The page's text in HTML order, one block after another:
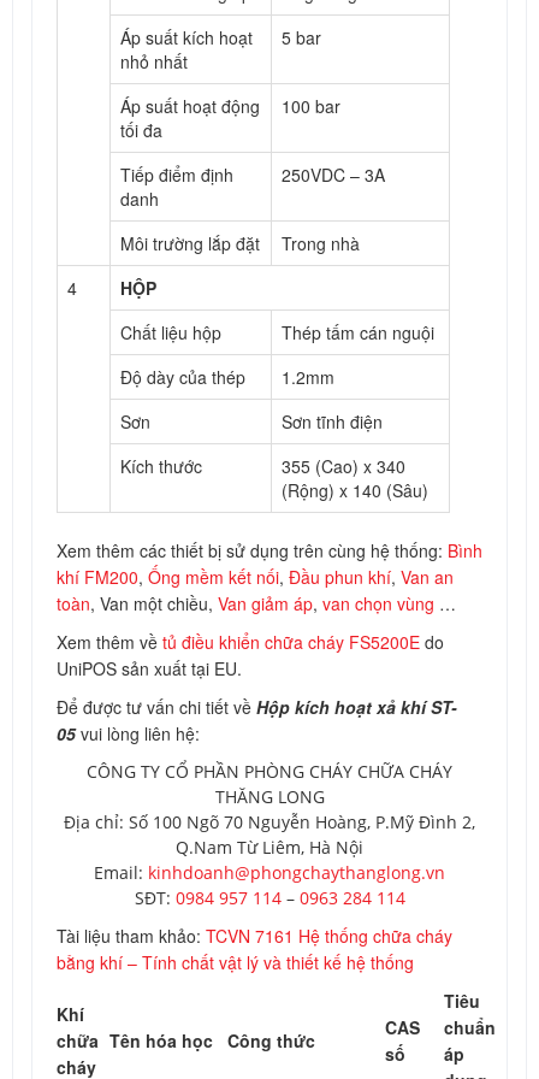
Áp suất kích hoạt
nhỏ nhất
5 bar
Áp suất hoạt động
tối đa
100 bar
Tiếp điểm định
danh
250VDC – 3A
Môi trường lắp đặt
Trong nhà
4
HỘP
Chất liệu hộp
Thép tấm cán nguội
Độ dày của thép
1.2mm
Sơn
Sơn tĩnh điện
Kích thước
355 (Cao) x 340
(Rộng) x 140 (Sâu)
Xem thêm các thiết bị sử dụng trên cùng hệ thống: Bình
khí FM200, Ống mềm kết nối, Đầu phun khí, Van an
toàn, Van một chiều, Van giảm áp, van chọn vùng …
Xem thêm về tủ điều khiển chữa cháy FS5200E do
UniPOS sản xuất tại EU.
Để được tư vấn chi tiết về Hộp kích hoạt xả khí ST-
05vui lòng liên hệ:
CÔNG TY CỔ PHẦN PHÒNG CHÁY CHỮA CHÁY
THĂNG LONG
Địa chỉ: Số 100 Ngõ 70 Nguyễn Hoàng, P.Mỹ Đình 2,
Q.Nam Từ Liêm, Hà Nội
Email: kinhdoanh@phongchaythanglong.vn
SĐT: 0984 957 114– 0963 284 114
Tài liệu tham khảo: TCVN 7161 Hệ thống chữa cháy
bằng khí – Tính chất vật lý và thiết kế hệ thống
Khí
chữa
cháy
Tên hóa học Công thức
CAS
số
Tiêu
chuẩn
áp